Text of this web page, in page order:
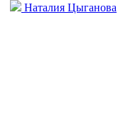
Наталия Цыганова